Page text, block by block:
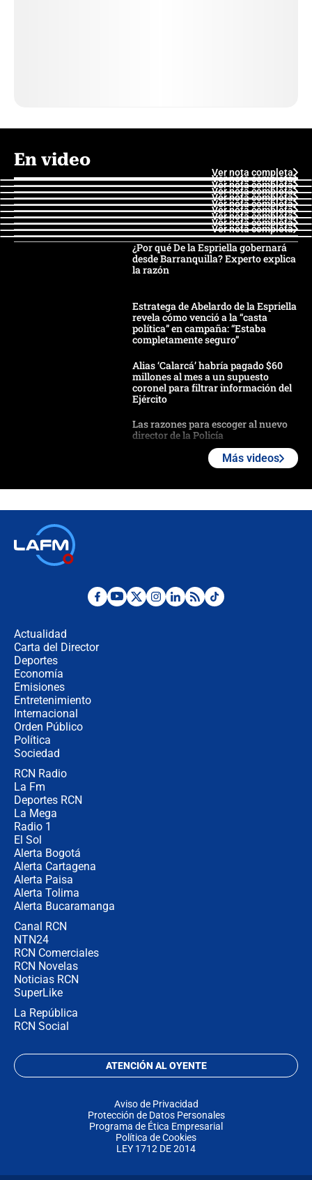
En video
Ver nota completa
Ver nota completa
Ver nota completa
Ver nota completa
Ver nota completa
Ver nota completa
Ver nota completa
Ver nota completa
Ver nota completa
Ver nota completa
¿Por qué De la Espriella gobernará
desde Barranquilla? Experto explica
la razón
Estratega de Abelardo de la Espriella
revela cómo venció a la “casta
política” en campaña: “Estaba
completamente seguro”
Alias ‘Calarcá’ habría pagado $60
millones al mes a un supuesto
coronel para filtrar información del
Ejército
Las razones para escoger al nuevo
director de la Policía
"No hubo fraude ni posibilidad de
Más videos
Actualidad
Carta del Director
Deportes
Economía
Emisiones
Entretenimiento
Internacional
Orden Público
Política
Sociedad
RCN Radio
La Fm
Deportes RCN
La Mega
Radio 1
El Sol
Alerta Bogotá
Alerta Cartagena
Alerta Paisa
Alerta Tolima
Alerta Bucaramanga
Canal RCN
NTN24
RCN Comerciales
RCN Novelas
Noticias RCN
SuperLike
La República
RCN Social
ATENCIÓN AL OYENTE
Aviso de Privacidad
Protección de Datos Personales
Programa de Ética Empresarial
Política de Cookies
LEY 1712 DE 2014